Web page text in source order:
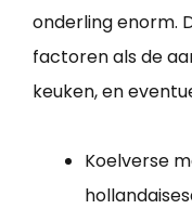
onderling enorm.
factoren als de
keuken, en
Koelverse